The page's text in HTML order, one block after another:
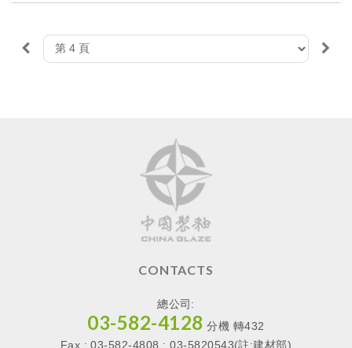
CONTACTS
總公司:
03-582-4128 分機 轉432
Fax : 03-582-4808 ; 03-5820543(註:建材部)